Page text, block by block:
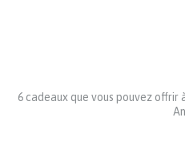
6 cadeaux que vous pouvez
An